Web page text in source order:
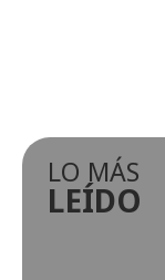
LO MÁS
LEÍDO